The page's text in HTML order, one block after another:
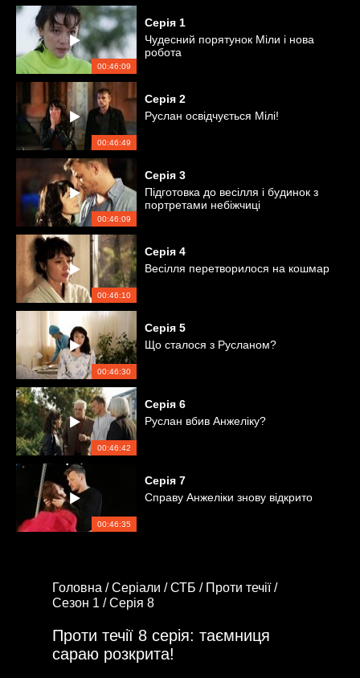
00:46:09
Серія 1
Чудесний порятунок Міли і нова
робота
00:46:49
Серія 2
Руслан освідчується Мілі!
00:46:09
Серія 3
Підготовка до весілля і будинок з
портретами небіжчиці
00:46:10
Серія 4
Весілля перетворилося на кошмар
00:46:30
Серія 5
Що сталося з Русланом?
00:46:42
Серія 6
Руслан вбив Анжеліку?
00:46:35
Серія 7
Справу Анжеліки знову відкрито
Головна /Серіали /СТБ / Проти течії /
Сезон 1 /Серія 8
Проти течії 8 серія: таємниця
сараю розкрита!